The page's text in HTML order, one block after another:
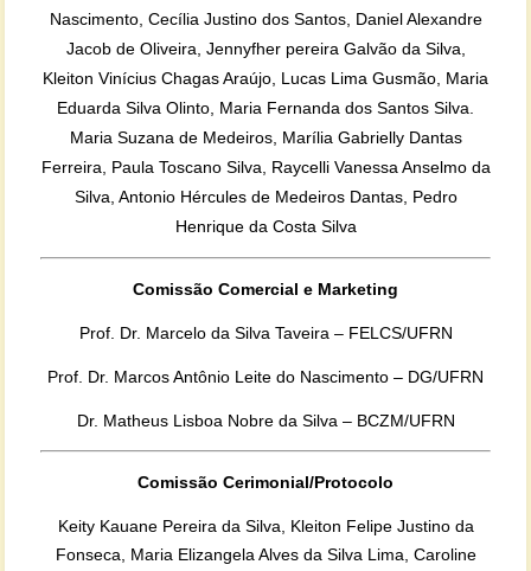
Nascimento, Cecília Justino dos Santos, Daniel Alexandre
Jacob de Oliveira, Jennyfher pereira Galvão da Silva,
Kleiton Vinícius Chagas Araújo, Lucas Lima Gusmão, Maria
Eduarda Silva Olinto, Maria Fernanda dos Santos Silva.
Maria Suzana de Medeiros, Marília Gabrielly Dantas
Ferreira, Paula Toscano Silva, Raycelli Vanessa Anselmo da
Silva, Antonio Hércules de Medeiros Dantas, Pedro
Henrique da Costa Silva
Comissão Comercial e Marketing
Prof. Dr. Marcelo da Silva Taveira – FELCS/UFRN
Prof. Dr. Marcos Antônio Leite do Nascimento – DG/UFRN
Dr. Matheus Lisboa Nobre da Silva – BCZM/UFRN
Comissão Cerimonial/Protocolo
Keity Kauane Pereira da Silva, Kleiton Felipe Justino da
Fonseca, Maria Elizangela Alves da Silva Lima, Caroline